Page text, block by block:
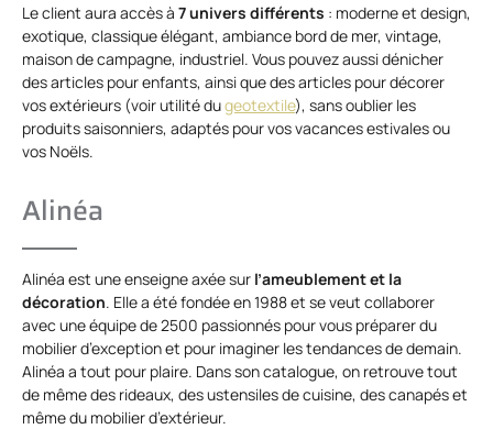
Le client aura accès à 7 univers différents : moderne et design,
exotique, classique élégant, ambiance bord de mer, vintage,
maison de campagne, industriel. Vous pouvez aussi dénicher
des articles pour enfants, ainsi que des articles pour décorer
vos extérieurs (voir utilité dugeotextile), sans oublier les
produits saisonniers, adaptés pour vos vacances estivales ou
vos Noëls.
Alinéa
Alinéa est une enseigne axée sur l’ameublement et la
décoration. Elle a été fondée en 1988 et se veut collaborer
avec une équipe de 2500 passionnés pour vous préparer du
mobilier d’exception et pour imaginer les tendances de demain.
Alinéa a tout pour plaire. Dans son catalogue, on retrouve tout
de même des rideaux, des ustensiles de cuisine, des canapés et
même du mobilier d’extérieur.